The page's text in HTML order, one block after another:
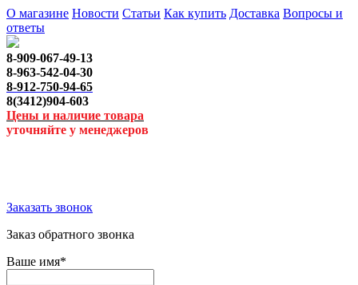
О магазине Новости Статьи Как купить Доставка Вопросы и
ответы
8-909-067-49-13
8-963-542-04-30
8-912-750-94-65
8(3412)904-603
Цены и наличие товара
уточняйте у менеджеров
Заказать звонок
Заказ обратного звонка
Ваше имя*